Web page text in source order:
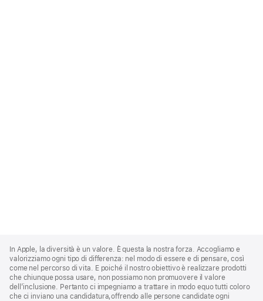
Footer
In Apple, la diversità è un valore. È questa la nostra forza. Accogliamo e
valorizziamo ogni tipo di differenza: nel modo di essere e di pensare, così
come nel percorso di vita. E poiché il nostro obiettivo è realizzare prodotti
che chiunque possa usare, non possiamo non promuovere il valore
dell’inclusione. Pertanto ci impegniamo a trattare in modo equo tutti coloro
che ci inviano una candidatura,offrendo alle persone candidate ogni